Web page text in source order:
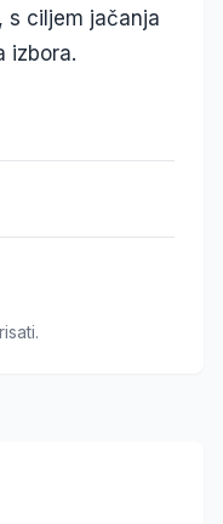
s ciljem jačanja
izbora.